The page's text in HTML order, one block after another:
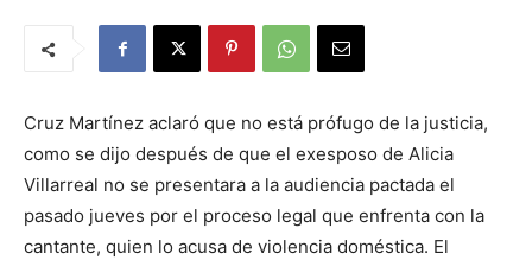
Cruz Martínez aclaró que no está prófugo de la justicia,
como se dijo después de que el exesposo de Alicia
Villarreal no se presentara a la audiencia pactada el
pasado jueves por el proceso legal que enfrenta con la
cantante, quien lo acusa de violencia doméstica. El